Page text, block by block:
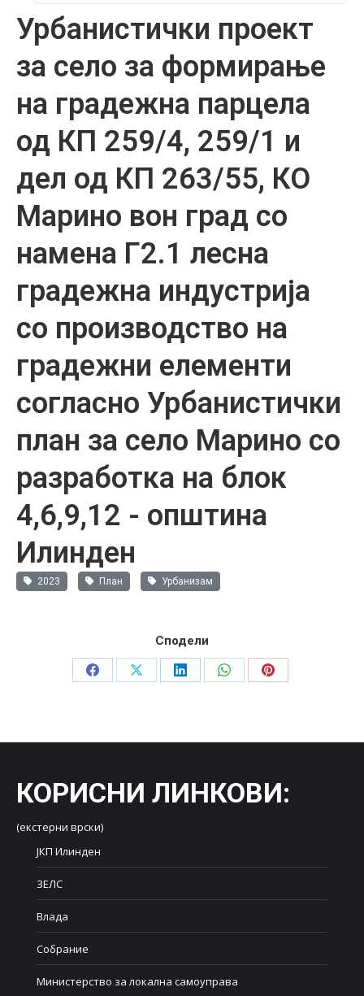
Урбанистички проект
за село за формирање
на градежна парцела
од КП 259/4, 259/1 и
дел од КП 263/55, КО
Марино вон град со
намена Г2.1 лесна
градежна индустрија
со производство на
градежни елементи
согласно Урбанистички
план за село Марино со
разработка на блок
4,6,9,12 - oпштина
Илинден
2023 План Урбанизам
Сподели
Share
Share
Share
Share
Share
КОРИСНИ ЛИНКОВИ:
(екстерни врски)
ЈКП Илинден
ЗЕЛС
Влада
Собрание
Министерство за локална самоуправа